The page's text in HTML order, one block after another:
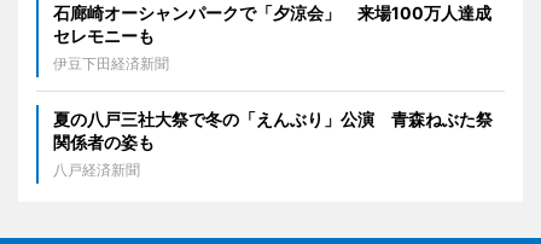
石廊崎オーシャンパークで「夕涼会」 来場100万人達成
セレモニーも
伊豆下田経済新聞
夏の八戸三社大祭で冬の「えんぶり」公演 青森ねぶた祭
関係者の姿も
八戸経済新聞